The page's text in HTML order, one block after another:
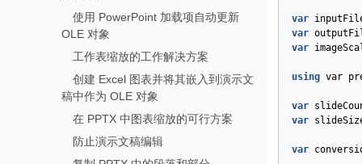
使用 PowerPoint 加载项自动更新
OLE 对象
工作表缩放的工作解决方案
创建 Excel 图表并将其嵌入到演示文
稿中作为 OLE 对象
在 PPTX 中图表缩放的可行方案
防止演示文稿编辑
var
var
var
using var
var
var
var